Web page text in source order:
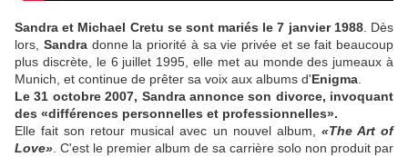
Sandra et Michael Cretu se sont mariés le 7 janvier 1988. Dès
lors, Sandra donne la priorité à sa vie privée et se fait beaucoup
plus discrète, le 6 juillet 1995, elle met au monde des jumeaux à
Munich, et continue de prêter sa voix aux albums d'Enigma
Le 31 octobre 2007, Sandra annonce son divorce, invoquant
des «différences personnelles et professionnelles».
Elle fait son retour musical avec un nouvel album,
«The Art of
Love» . C'est le premier album de sa carrière solo non produit par